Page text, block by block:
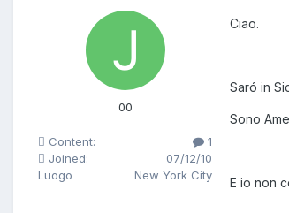
00
Content:
1
Joined:
07/12/10
Luogo
New York City
Ciao.
Saró in
Sono
E io non